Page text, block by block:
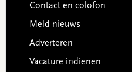
Contact en colofon
Meld nieuws
Adverteren
Vacature indienen